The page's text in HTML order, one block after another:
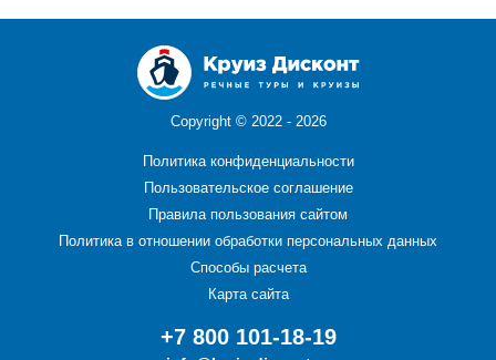
Copyright © 2022 - 2026
Политика конфиденциальности
Пользовательское соглашение
Правила пользования сайтом
Политика в отношении обработки персональных данных
Способы расчета
Карта сайта
+7 800 101-18-19